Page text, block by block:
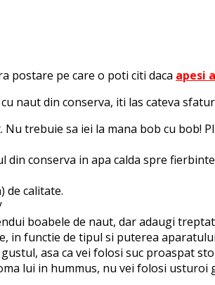
postare pe care o poti citi daca apesi
naut din conserva, iti las cateva
trebuie sa iei la mana bob cu bob!
conserva in apa calda spre
de calitate.
boabele de naut, dar adaugi
in functie de tipul si puterea
asa ca vei folosi suc proaspat
lui in hummus, nu vei folosi usturoi